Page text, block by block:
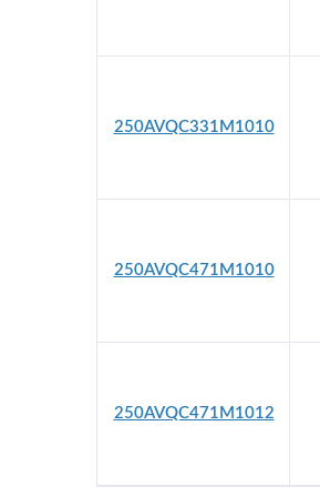
250AVQC331M1010
250AVQC471M1010
250AVQC471M1012